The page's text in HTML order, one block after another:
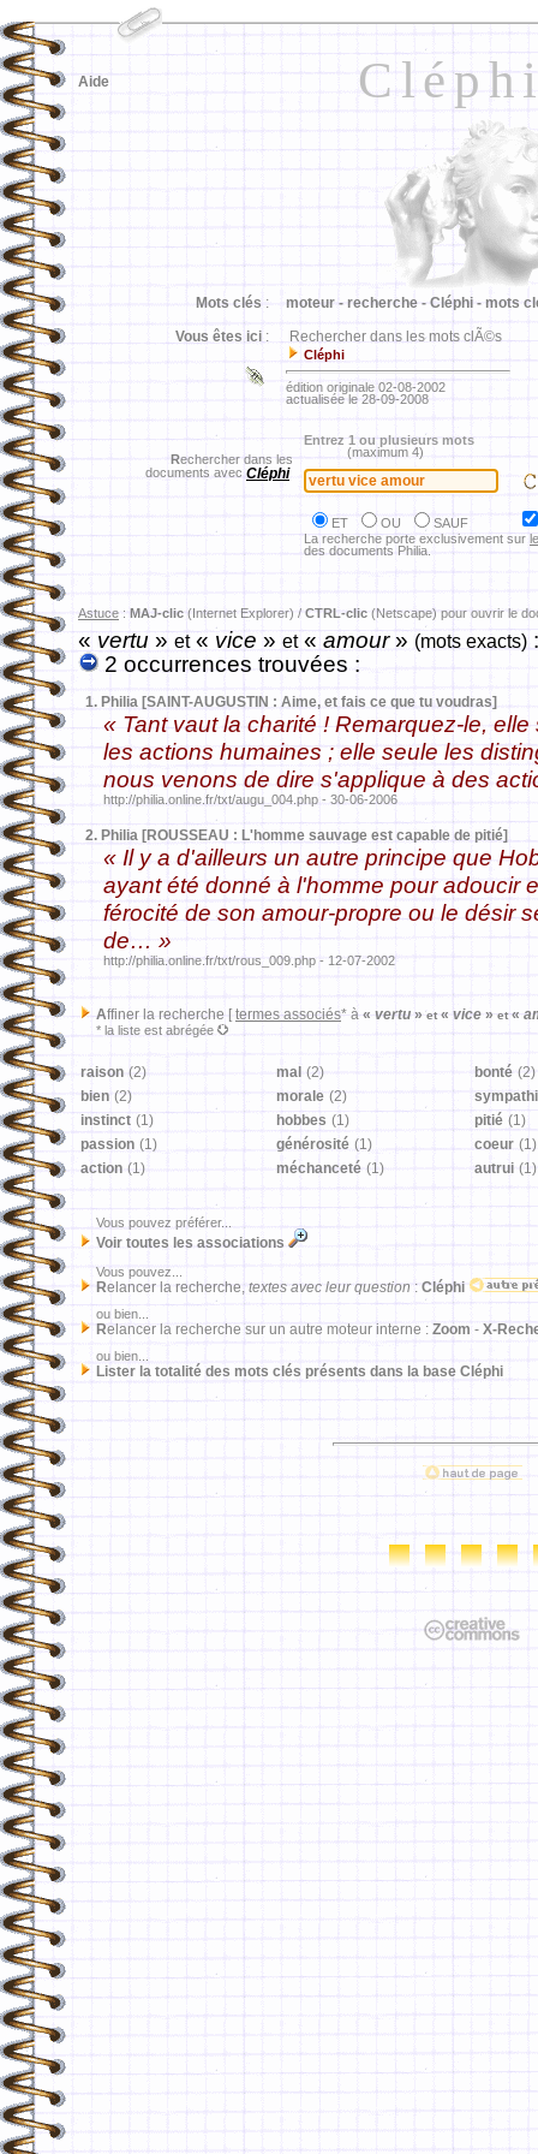
Aide
Mots clés : moteur - recherche - Cléphi - mots
Vous êtes ici : Rechercher dans les mots clÃ©s
Cléphi
édition originale 02-08-2002
actualisée le 28-09-2008
Rechercher dans les
documents avec Cléphi
Entrez 1 ou plusieurs mots
(maximum 4)
ET OU
SAUF
La recherche porte exclusivement sur
des documents Philia.
Astuce : MAJ-clic (Internet Explorer) / CTRL-clic (Netscape) pour ouvrir le
«vertu »et« vice » et« amour» (mots exacts) :
2 occurrences trouvées :
1. Philia [SAINT-AUGUSTIN : Aime, et fais ce que tu voudras]
« Tant vaut la charité ! Remarquez-le,
les actions humaines ; elle seule les
nous venons de dire s'applique à des
http://philia.online.fr/txt/augu_004.php - 30-06-2006
2. Philia [ROUSSEAU : L'homme sauvage est capable de pitié]
« Il y a d'ailleurs un autre principe que
ayant été donné à l'homme pour adoucir
férocité de son amour-propre ou le désir
de… »
http://philia.online.fr/txt/rous_009.php - 12-07-2002
Affiner la recherche [ termes associés* à « vertu »et« vice » et«
* la liste est abrégée
raison (2) mal (2) bonté (2)
bien (2) morale (2)
instinct (1) hobbes (1) pitié (1)
passion (1) générosité (1) coeur (1)
action (1) méchanceté (1) autrui (1)
Vous pouvez préférer...
Voir toutes les associations
Vous pouvez...
Relancer la recherche, textes avec leur question : Cléphi
ou bien...
Relancer la recherche sur un autre moteur interne : Zoom - X-
ou bien...
Lister la totalité des mots clés présents dans la base Cléphi